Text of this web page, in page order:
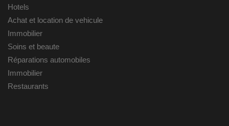
Hotels
Achat et location de vehicule
Immobilier
Soins et beaute
Réparations automobiles
Immobilier
Restaurants